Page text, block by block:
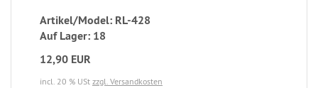
Artikel/Model: RL-428
Auf Lager: 18
12,90 EUR
incl. 20 % USt zzgl. Versandkosten